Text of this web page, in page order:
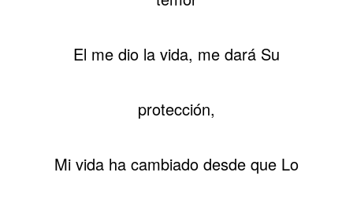
El me dio la vida, me dará Su
protección,
Mi vida ha cambiado desde que Lo